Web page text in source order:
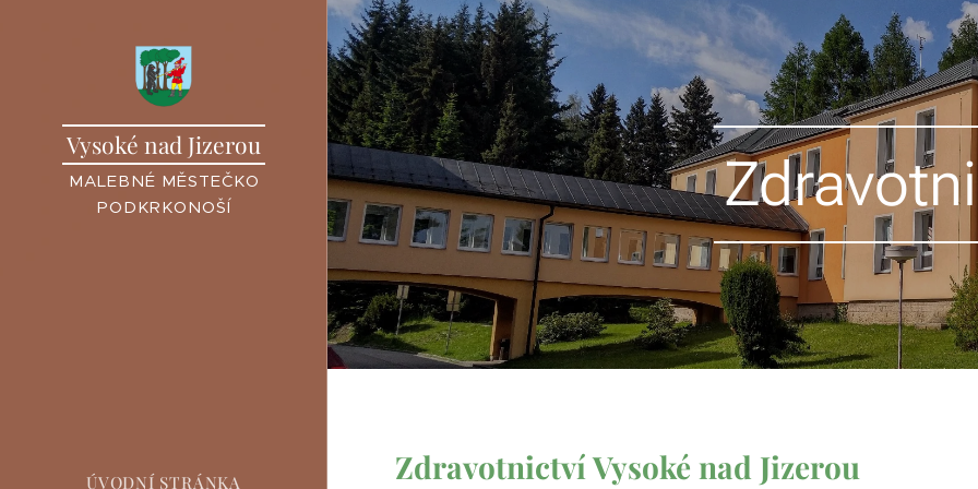
Vysoké nad Jizerou
MALEBNÉ MĚSTEČKO
PODKRKONOŠÍ
ÚVODNÍ STRÁNKA Zdravotnictví Vysoké nad Jizerou